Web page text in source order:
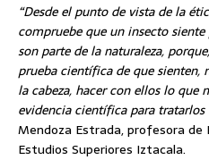
“Desde el punto de vista de la
compruebe que un insecto
son parte de la naturaleza,
prueba científica de que sienten,
la cabeza, hacer con ellos lo que
evidencia científica para tratarlos
Mendoza Estrada, profesora de
Estudios Superiores Iztacala.